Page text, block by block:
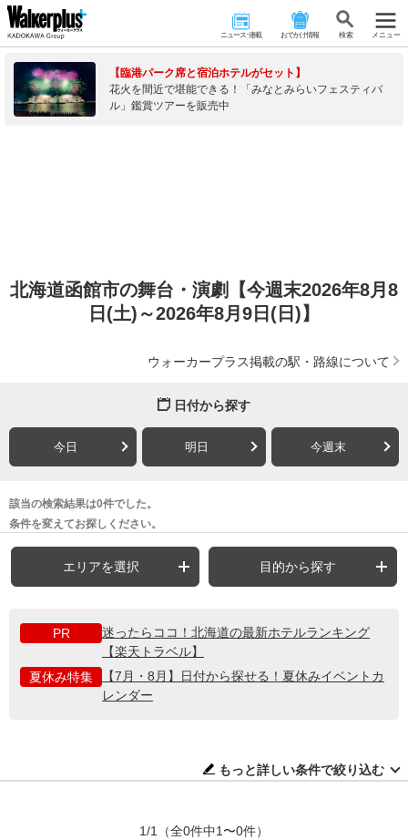
ニュース･連載 おでかけ情報 検 索 メニュー
【臨港パーク席と宿泊ホテルがセット】
花火を間近で堪能できる！「みなとみらいフェスティバ
ル」鑑賞ツアーを販売中
北海道函館市の舞台・演劇【今週末2026年8月8
日(土)～2026年8月9日(日)】
ウォーカープラス掲載の駅・路線について
日付から探す
今日 明日 今週末
該当の検索結果は0件でした。
条件を変えてお探しください。
エリアを選択 目的から探す
PR
迷ったらココ！北海道の最新ホテルランキング
【楽天トラベル】
夏休み特集
【7月・8月】日付から探せる！夏休みイベントカ
レンダー
もっと詳しい条件で絞り込む
1/1 （全0件中1〜0件）